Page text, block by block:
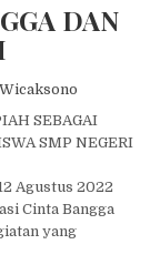
DAN
SEBAGAI
SMP NEGERI
Agustus 2022
Cinta Bangga
yang